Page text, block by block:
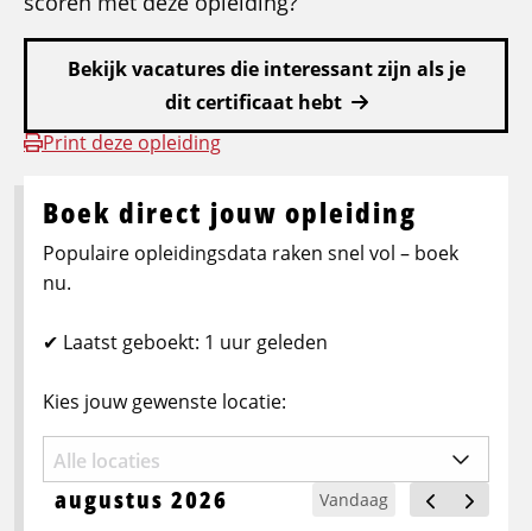
Bekijk vacatures die interessant zijn als je
dit certificaat hebt
Print deze opleiding
Boek direct jouw opleiding
Populaire opleidingsdata raken snel vol – boek
nu.
✔ Laatst geboekt: 1 uur geleden
Kies jouw gewenste locatie:
augustus 2026 Vandaag